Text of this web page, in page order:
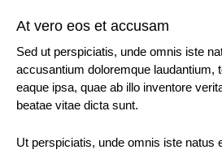
At vero eos et accusam
Sed ut perspiciatis, unde omnis iste
accusantium doloremque laudantium,
eaque ipsa, quae ab illo inventore
beatae vitae dicta sunt.
Ut perspiciatis, unde omnis iste natus